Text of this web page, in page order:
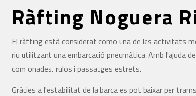
Ràfting Noguera
El ràfting està considerat como una de les activitats
riu utilitzant una embarcació pneumàtica. Amb l'ajuda
com onades, rulos i passatges estrets.
Gràcies a l'estabilitat de la barca es pot baixar per